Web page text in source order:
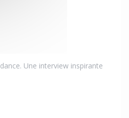
Une interview inspirante